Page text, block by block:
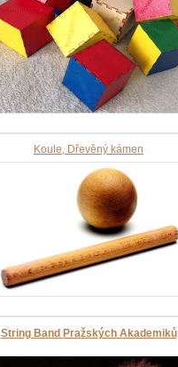
Koule, Dřevěný kámen
String Band Pražských Akademiků